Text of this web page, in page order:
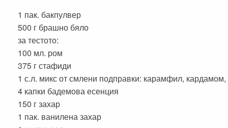
1 пак. бакпулвер
500 г брашно бяло
за тестото:
100 мл. ром
375 гстафиди
1 с.л. микс от смлени подправки: карамфил,
4 капки бадемова есенция
150 гзахар
1 пак. ванилена захар